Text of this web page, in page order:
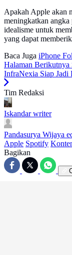
Apakah Apple akan
meningkatkan angka
idealisme untuk
yang dapat
Baca Juga iPhone
Halaman Berikutnya
InfraNexia Siap Jadi
Tim Redaksi
Iskandar writer
Pandasurya Wijaya
Apple Spotify
Bagikan